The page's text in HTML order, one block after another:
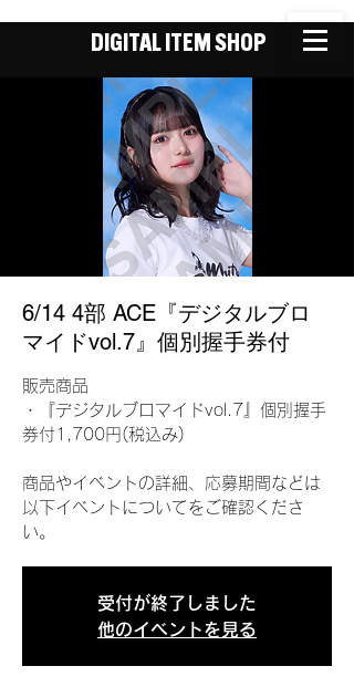
DIGITAL ITEM SHOP
6/14 4部 ACE『デジタルブロ
マイドvol.7』個別握手券付
販売商品
・『デジタルブロマイドvol.7』個別握手
券付1,700円(税込み)
商品やイベントの詳細、応募期間などは
以下イベントについてをご確認くださ
い。
受付が終了しました
他のイベントを見る